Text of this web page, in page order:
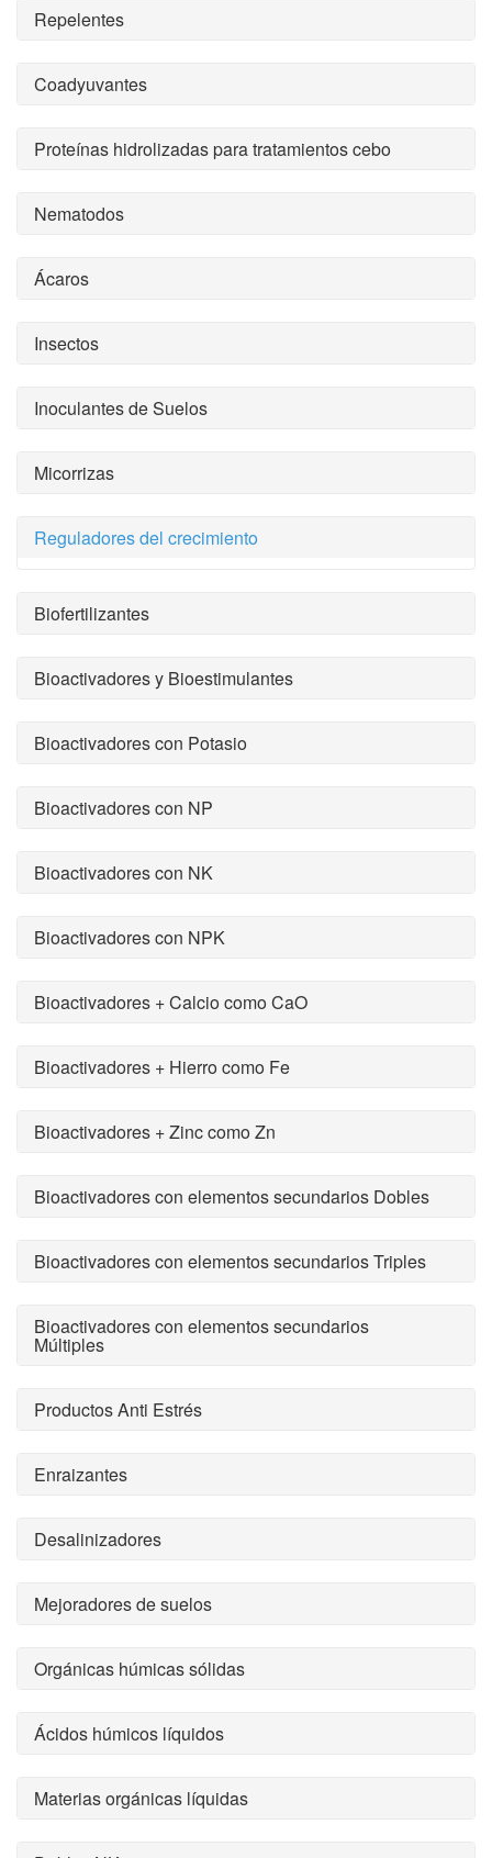
Repelentes
Coadyuvantes
Proteínas hidrolizadas para tratamientos cebo
Nematodos
Ácaros
Insectos
Inoculantes de Suelos
Micorrizas
Reguladores del crecimiento
Biofertilizantes
Bioactivadores y Bioestimulantes
Bioactivadores con Potasio
Bioactivadores con NP
Bioactivadores con NK
Bioactivadores con NPK
Bioactivadores + Calcio como CaO
Bioactivadores + Hierro como Fe
Bioactivadores + Zinc como Zn
Bioactivadores con elementos secundarios Dobles
Bioactivadores con elementos secundarios Triples
Bioactivadores con elementos secundarios
Múltiples
Productos Anti Estrés
Enraizantes
Desalinizadores
Mejoradores de suelos
Orgánicas húmicas sólidas
Ácidos húmicos líquidos
Materias orgánicas líquidas